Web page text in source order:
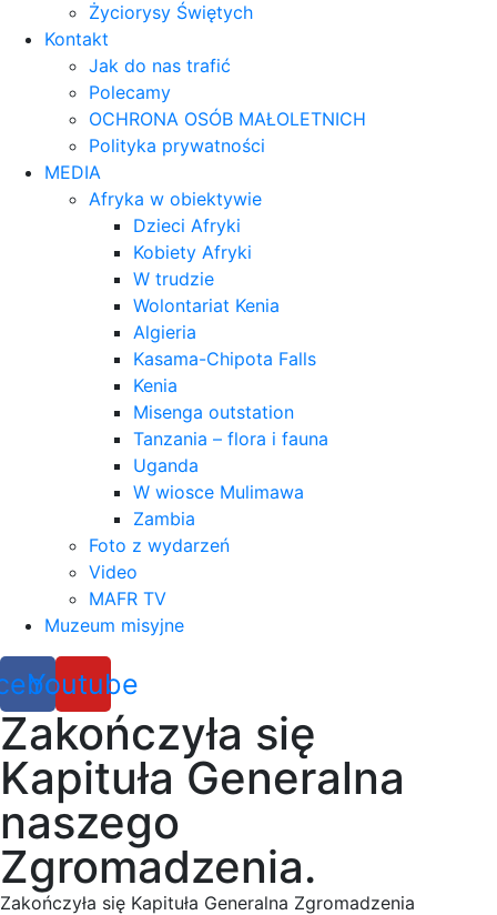
Życiorysy Świętych
Kontakt
Jak do nas trafić
Polecamy
OCHRONA OSÓB MAŁOLETNICH
Polityka prywatności
MEDIA
Afryka w obiektywie
Dzieci Afryki
Kobiety Afryki
W trudzie
Wolontariat Kenia
Algieria
Kasama-Chipota Falls
Kenia
Misenga outstation
Tanzania – flora i fauna
Uganda
W wiosce Mulimawa
Zambia
Foto z wydarzeń
Video
MAFR TV
Muzeum misyjne
Youtube
Zakończyła się
Kapituła Generalna
naszego
Zgromadzenia.
Zakończyła się Kapituła Generalna Zgromadzenia